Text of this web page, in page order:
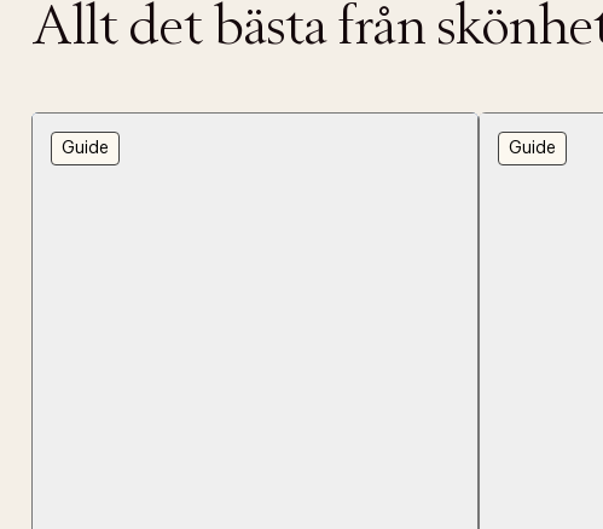
Allt det bästa från
Guide Guide